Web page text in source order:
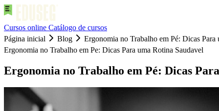
Cursos online Catálogo de cursos
Página inicial
Blog
Ergonomia no Trabalho em Pé: Dicas Para
Ergonomia no Trabalho em Pe: Dicas Para uma Rotina Saudavel
Ergonomia no Trabalho em Pé: Dicas